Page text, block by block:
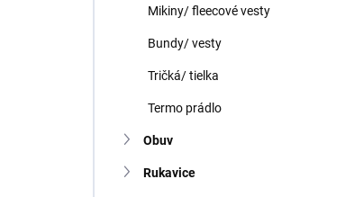
Mikiny/ fleecové vesty
Bundy/ vesty
Tričká/ tielka
Termo prádlo
Obuv
Rukavice